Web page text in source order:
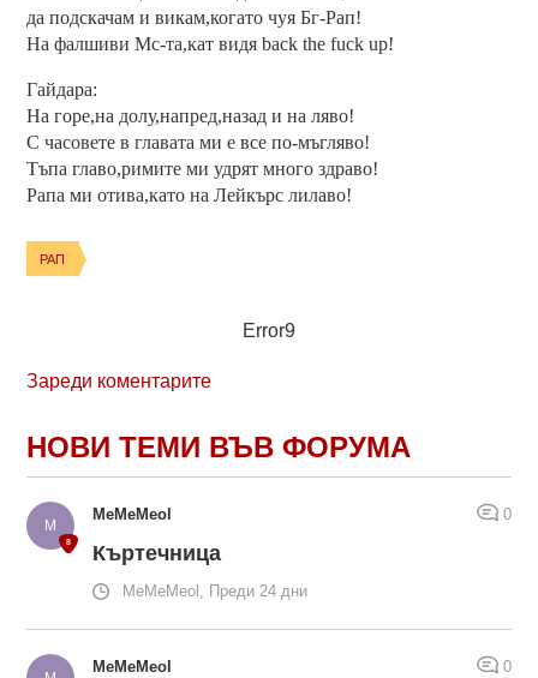
да подскачам и викам,когато чуя Бг-Рап!
На фалшиви Мс-та,кат видя back the fuck up!
Гайдара:
На горе,на долу,напред,назад и на ляво!
С часовете в главата ми е все по-мъгляво!
Тъпа главо,римите ми удрят много здраво!
Рапа ми отива,като на Лейкърс лилаво!
РАП
Error9
Зареди коментарите
НОВИ ТЕМИ ВЪВ ФОРУМА
MeMeMeol 0
Къртечница
MeMeMeol, Преди 24 дни
MeMeMeol 0